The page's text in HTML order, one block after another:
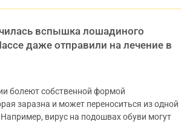
вспышка лошадиного
даже отправили на лечение в
болеют собственной формой
заразна и может переноситься из одной
вирус на подошвах обуви могут